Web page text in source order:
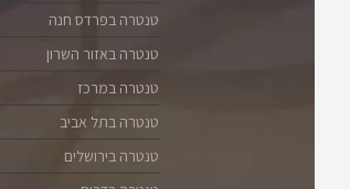
טנטרה בפרדס חנה
טנטרה באזור השרון
טנטרה במרכז
טנטרה בתל אביב
טנטרה בירושלים